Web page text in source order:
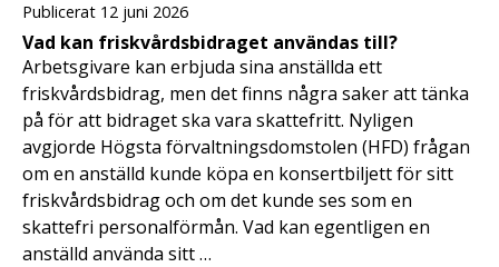
Publicerat 12 juni 2026
Vad kan friskvårdsbidraget användas till?
Arbetsgivare kan erbjuda sina anställda ett
friskvårdsbidrag, men det finns några saker att tänka
på för att bidraget ska vara skattefritt. Nyligen
avgjorde Högsta förvaltningsdomstolen (HFD) frågan
om en anställd kunde köpa en konsertbiljett för sitt
friskvårdsbidrag och om det kunde ses som en
skattefri personalförmån. Vad kan egentligen en
anställd använda sitt …